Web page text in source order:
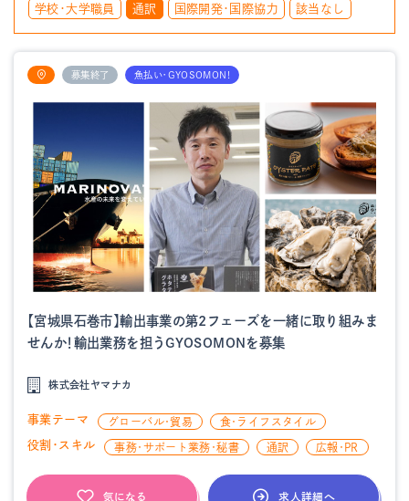
学校・大学職員 通訳 国際開発・国際協力 該当なし
募集終了 魚払い・GYOSOMON!
【宮城県石巻市】輸出事業の第2フェーズを一緒に取り組みま
せんか！輸出業務を担うGYOSOMONを募集
株式会社ヤマナカ
事業テーマ グローバル・貿易 食・ライフスタイル
役割・スキル 事務・サポート業務・秘書 通訳 広報・PR
気になる 求人詳細へ